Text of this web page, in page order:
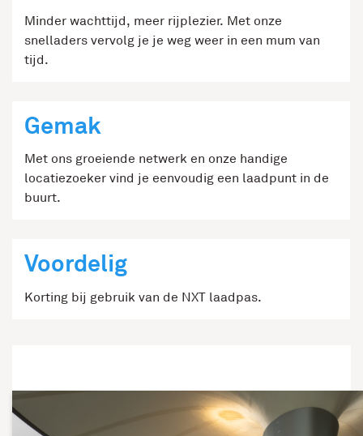
Minder wachttijd, meer rijplezier. Met onze
snelladers vervolg je je weg weer in een mum van
tijd.
Gemak
Met ons groeiende netwerk en onze handige
locatiezoeker vind je eenvoudig een laadpunt in de
buurt.
Voordelig
Korting bij gebruik van de NXT laadpas.